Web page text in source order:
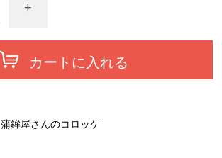
+
カートに入れる
蒲鉾屋さんのコロッケ